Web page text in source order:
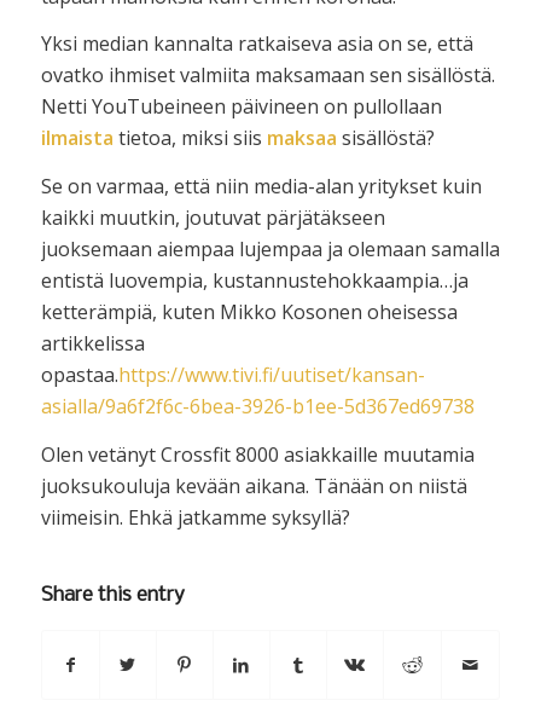
Yksi median kannalta ratkaiseva asia on se, että
ovatko ihmiset valmiita maksamaan sen sisällöstä.
Netti YouTubeineen päivineen on pullollaan
ilmaista tietoa, miksi siis maksaa sisällöstä?
Se on varmaa, että niin media-alan yritykset kuin
kaikki muutkin, joutuvat pärjätäkseen
juoksemaan aiempaa lujempaa ja olemaan samalla
entistä luovempia, kustannustehokkaampia…ja
ketterämpiä, kuten Mikko Kosonen oheisessa
artikkelissa
opastaa.https://www.tivi.fi/uutiset/kansan-
asialla/9a6f2f6c-6bea-3926-b1ee-5d367ed69738
Olen vetänyt Crossfit 8000 asiakkaille muutamia
juoksukouluja kevään aikana. Tänään on niistä
viimeisin. Ehkä jatkamme syksyllä?
Share this entry